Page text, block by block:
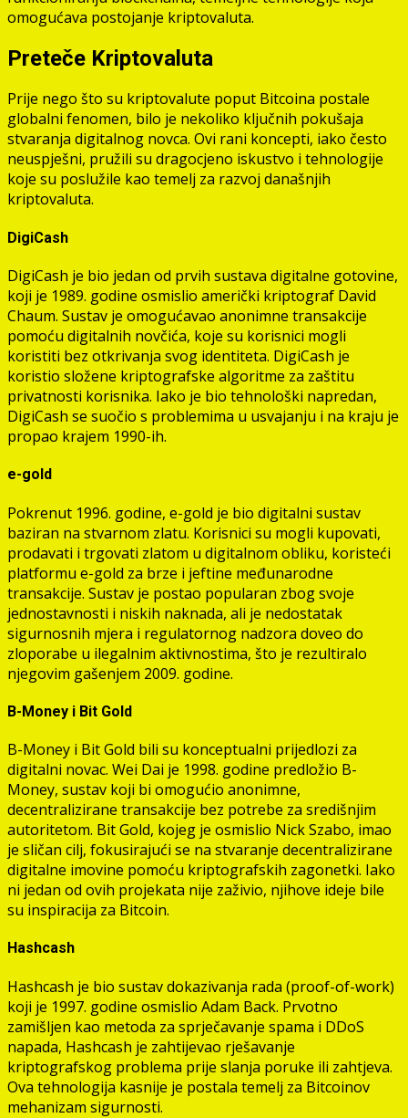
omogućava postojanje kriptovaluta.
Preteče Kriptovaluta
Prije nego što su kriptovalute poput Bitcoina postale
globalni fenomen, bilo je nekoliko ključnih pokušaja
stvaranja digitalnog novca. Ovi rani koncepti, iako često
neuspješni, pružili su dragocjeno iskustvo i tehnologije
koje su poslužile kao temelj za razvoj današnjih
kriptovaluta.
DigiCash
DigiCash je bio jedan od prvih sustava digitalne gotovine,
koji je 1989. godine osmislio američki kriptograf David
Chaum. Sustav je omogućavao anonimne transakcije
pomoću digitalnih novčića, koje su korisnici mogli
koristiti bez otkrivanja svog identiteta. DigiCash je
koristio složene kriptografske algoritme za zaštitu
privatnosti korisnika. Iako je bio tehnološki napredan,
DigiCash se suočio s problemima u usvajanju i na kraju je
propao krajem 1990-ih.
e-gold
Pokrenut 1996. godine, e-gold je bio digitalni sustav
baziran na stvarnom zlatu. Korisnici su mogli kupovati,
prodavati i trgovati zlatom u digitalnom obliku, koristeći
platformu e-gold za brze i jeftine međunarodne
transakcije. Sustav je postao popularan zbog svoje
jednostavnosti i niskih naknada, ali je nedostatak
sigurnosnih mjera i regulatornog nadzora doveo do
zloporabe u ilegalnim aktivnostima, što je rezultiralo
njegovim gašenjem 2009. godine.
B-Money i Bit Gold
B-Money i Bit Gold bili su konceptualni prijedlozi za
digitalni novac. Wei Dai je 1998. godine predložio B-
Money, sustav koji bi omogućio anonimne,
decentralizirane transakcije bez potrebe za središnjim
autoritetom. Bit Gold, kojeg je osmislio Nick Szabo, imao
je sličan cilj, fokusirajući se na stvaranje decentralizirane
digitalne imovine pomoću kriptografskih zagonetki. Iako
ni jedan od ovih projekata nije zaživio, njihove ideje bile
su inspiracija za Bitcoin.
Hashcash
Hashcash je bio sustav dokazivanja rada (proof-of-work)
koji je 1997. godine osmislio Adam Back. Prvotno
zamišljen kao metoda za sprječavanje spama i DDoS
napada, Hashcash je zahtijevao rješavanje
kriptografskog problema prije slanja poruke ili zahtjeva.
Ova tehnologija kasnije je postala temelj za Bitcoinov
mehanizam sigurnosti.